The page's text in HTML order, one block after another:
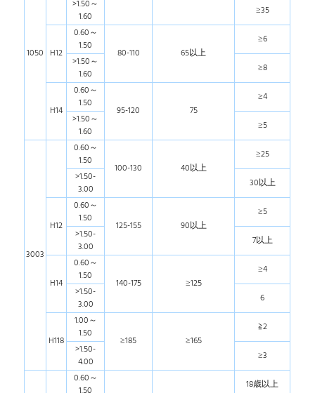
1050
>1.50～
1.60
≥35
H12
0.60～
1.50
80-110 65以上
≥6
>1.50～
1.60
≥8
H14
0.60～
1.50
95-120 75
≥4
>1.50～
1.60
≥5
3003
0.60～
1.50
100-130 40以上
≥25
>1.50-
3.00
30以上
H12
0.60～
1.50
125-155 90以上
≥5
>1.50-
3.00
7以上
H14
0.60～
1.50
140-175 ≥125
≥4
>1.50-
3.00
6
H118
1.00～
1.50
≥185 ≥165
≧2
>1.50-
4.00
≥3
0.60～
18歳以上